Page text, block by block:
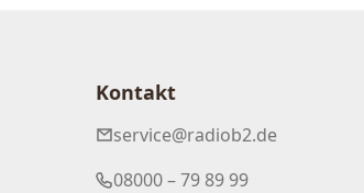
Kontakt
service@radiob2.de
08000 – 79 89 99